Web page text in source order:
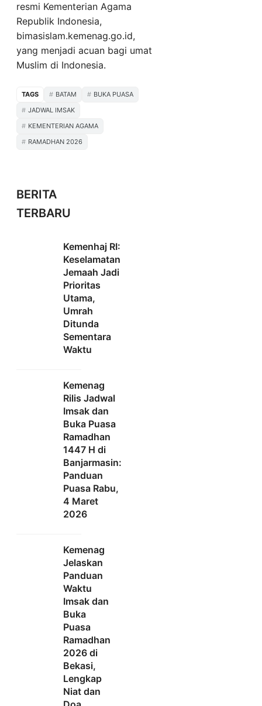
resmi Kementerian Agama
Republik Indonesia,
bimasislam.kemenag.go.id,
yang menjadi acuan bagi umat
Muslim di Indonesia.
TAGS BATAM
BUKA PUASA
JADWAL IMSAK
KEMENTERIAN AGAMA
RAMADHAN 2026
BERITA
TERBARU
Kemenhaj RI:
Keselamatan
Jemaah Jadi
Prioritas
Utama,
Umrah
Ditunda
Sementara
Waktu
Kemenag
Rilis Jadwal
Imsak dan
Buka Puasa
Ramadhan
1447 H di
Banjarmasin:
Panduan
Puasa Rabu,
4 Maret
2026
Kemenag
Jelaskan
Panduan
Waktu
Imsak dan
Buka
Puasa
Ramadhan
2026 di
Bekasi,
Lengkap
Niat dan